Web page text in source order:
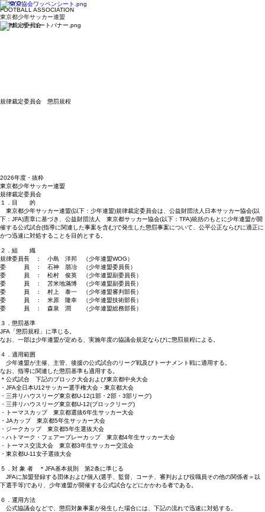
​TOKYO
​FOOTBALL ASSOCIATION
東京都少年サッカー連盟
​規律裁定委員会
規律裁定委員会 懲罰規程
2026年度・抜粋
東京都少年サッカー連盟
規律裁定委員会
１．目 的
東京都少年サッカー連盟(以下：少年連盟)規律裁定委員会は、公益財団法人日本サッカー協会(以
下：JFA)憲章に基づき、公益財団法人 東京都サッカー協会(以下：TFA)統括のもとに少年連盟が開
催する公式試合(指導に関連した事案を含む)で発生した懲罰事案について、公平公正ならびに適正に
かつ迅速に対処することを目的とする。
２．組 織
規律委員長 ： 小島 洋邦 （少年連盟WOG）
委 員 ： 石神 朋冶 （少年連盟委員長）
委 員 ： 松村 俊英 （少年連盟副委員長）
委 員 ： 苫米地滿博 （少年連盟副委員長）
委 員 ： 村上 泰一 （少年連盟審判部長）
委 員 ： 米原 隆幸 （少年連盟技術部長）
委 員 ： 森泉 潤 （少年連盟総務部長）
３．懲罰基準
JFA「懲罰規程」に準じる。
なお、一部は少年連盟が定める、実施年度の協議会規定ならびに懲罰規程による。
４．適用範囲
少年連盟が主催、主管、後援の公式試合のリーグ戦及びトーナメント戦に適用する。
なお、指導に関連した懲罰基準も適用する。
＊公式試合 下記のブロック大会および東京都中央大会
・JFA全日本U12サッカー選手権大会・東京都大会
・三井リハウスリーグ東京都U-12(1部・2部・3部リーグ)
・三井リハウスリーグ東京都U-12(ブロックリーグ)
・トーマスカップ 東京都選抜6年生サッカー大会
・JAカップ 東京都5年生サッカー大会
・ジークカップ 東京都5年生選抜大会
・ハトマーク・フェアープレーカップ 東京都4年生サッカー大会
・トーマス交流大会 東京都3年生サッカー交流会
・東京都U-11女子選抜大会
５．対 象 者 ＊JFA基本規則 第2条に準じる
JFAに加盟登録する団体および個人(選手、監督、コーチ、審判および役職員その他の関係者＝以
下選手等)であり、少年連盟が開催する公式試合などにかかわる者である。
６．運用方法
公式協議会などで、懲罰対象事案が発生した場合には、下記の流れで迅速に対処する。